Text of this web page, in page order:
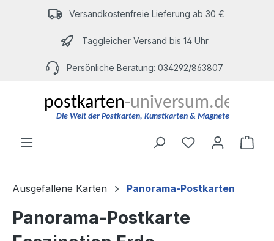
Zum Hauptinhalt springenVersandkostenfreie Lieferung ab 30 €
Taggleicher Versand bis 14 Uhr
Persönliche Beratung: 034292/863807
Du hast 0
Ausgefallene Karten Panorama-Postkarten
Panorama-Postkarte